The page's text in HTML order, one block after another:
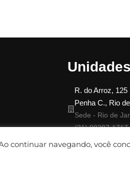
Unidades
R. do Arroz, 125
Penha C., Rio
Sede - Rio de
(21) 98287-1717
continuar navegando, você